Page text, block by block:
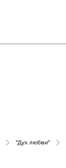
"Дух любви"